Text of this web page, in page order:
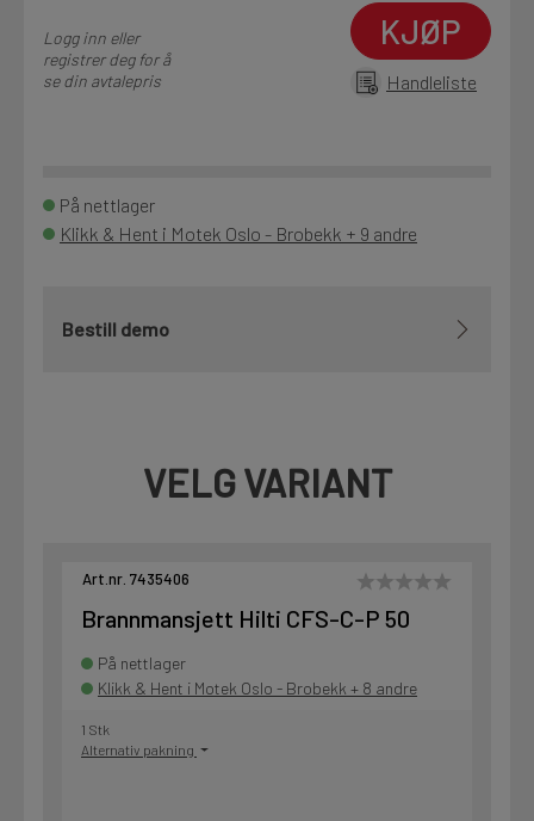
Produktnyheter
Logg inn eller
registrer deg for å
se din avtalepris
KJØP
Handleliste
På nettlager
Klikk & Hent i Motek Oslo - Brobekk + 9 andre
Bestill demo
VELG VARIANT
Art.nr. 7435406
Brannmansjett Hilti CFS-C-P 50
På nettlager
Klikk & Hent i Motek Oslo - Brobekk + 8 andre
1 Stk
Alternativ pakning